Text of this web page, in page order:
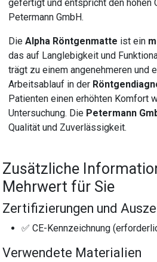
gefertigt und entspricht den hohen
Petermann GmbH.
DieAlpha Röntgenmatte ist ein
das auf Langlebigkeit und
trägt zu einem angenehmeren und
Arbeitsablauf in der
Patienten einen erhöhten Komfort
Untersuchung. Die Petermann
Qualität und Zuverlässigkeit.
Zusätzliche
Mehrwert für Sie
Zertifizierungen und
✅ CE-Kennzeichnung
Verwendete Materialien